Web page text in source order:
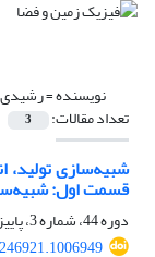
نویسنده =
تعداد مقالات: 3
شبیه‌سازی تولید،
قسمت اول:
دوره 44، شماره 3، پاییز 1397، صفحه